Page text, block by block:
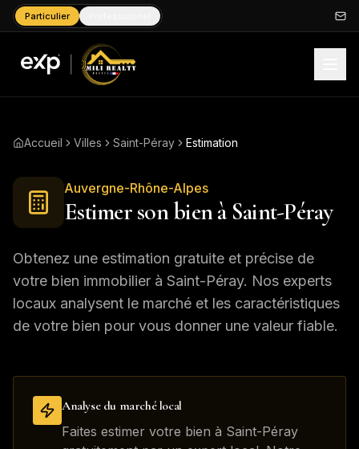
Particulier
Accueil Villes Saint-Péray Estimation
Auvergne-Rhône-Alpes
Estimer son bien àSaint-Péray
Obtenez une estimation gratuite et précise de
votre bien immobilier à Saint-Péray. Nos experts
locaux analysent le marché et les caractéristiques
de votre bien pour vous donner une valeur fiable.
Analyse du marché local
Faites estimer votre bien à Saint-Péray